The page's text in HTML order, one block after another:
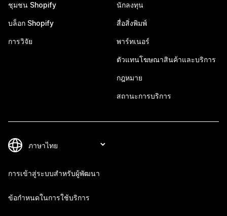
ชุมชน Shopify
บล็อก Shopify
การวิจัย
นักลงทุน
สื่อสิ่งพิมพ์
พาร์ทเนอร์
ตัวแทนโฆษณาสินค้าและบริการ
กฎหมาย
สถานะการบริการ
การเข้าสู่ระบบสำหรับผู้พัฒนา
ข้อกำหนดในการใช้บริการ